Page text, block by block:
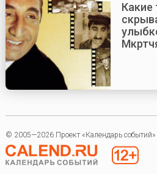
Какие
© 2005—2026 Проект «Календарь событий»